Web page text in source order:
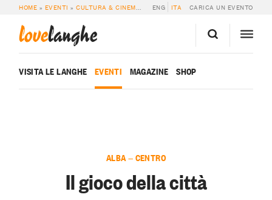
HOME » EVENTI »CULTURA & CINEMA » IL GIOCO DELLA CITTÀ
ENG ITA CARICA UN EVENTO
lovelanghe
VISITA LE LANGHE EVENTI MAGAZINE SHOP
ALBA — CENTRO
Il gioco della città